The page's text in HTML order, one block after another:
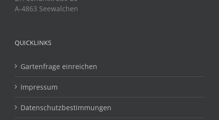
A-4863 Seewalchen
QUICKLINKS
Gartenfrage einreichen
Impressum
Datenschutzbestimmungen